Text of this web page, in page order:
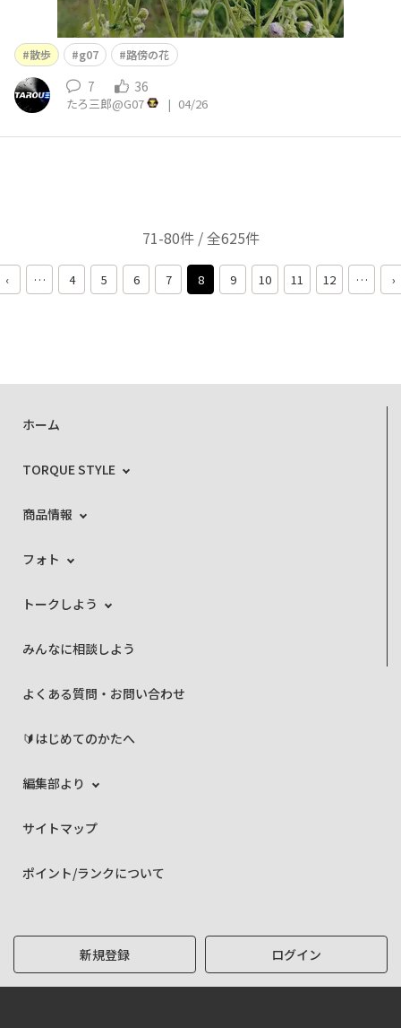
散歩 g07 路傍の花
7 36
たろ三郎@G07 | 04/26
71-80件 / 全625件
‹ … 4 5 6 7 8 9 10 11 12 … ›
ホーム
TORQUE STYLE
商品情報
フォト
トークしよう
みんなに相談しよう
よくある質問・お問い合わせ
🔰はじめてのかたへ
編集部より
サイトマップ
ポイント/ランクについて
新規登録 ログイン